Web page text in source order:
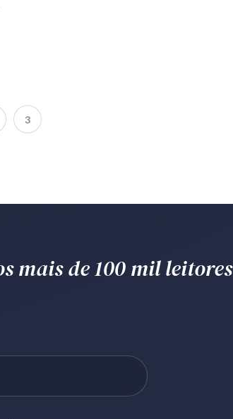
3
mais de 100 mil leitores